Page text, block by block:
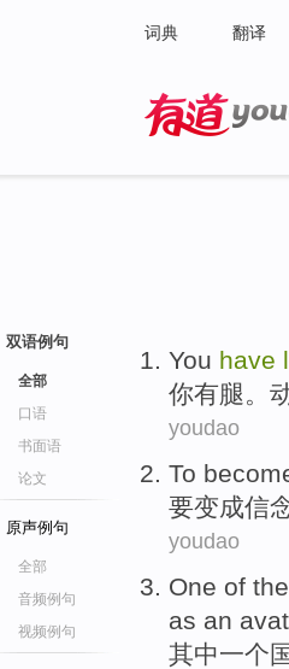
词典 翻译
双语例句
全部
口语
书面语
论文
原声例句
全部
音频例句
视频例句
You have
你有腿。
youdao
To
要变成信
youdao
One of
as an
其中一个